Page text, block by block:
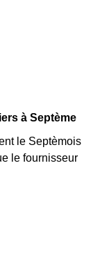
à Septème
le Septèmois
le fournisseur